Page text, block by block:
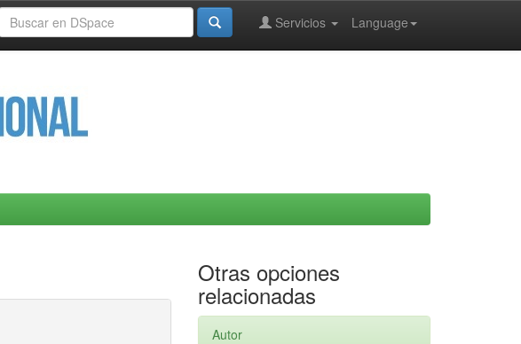
Language
Servicios
Otras opciones
relacionadas
Autor